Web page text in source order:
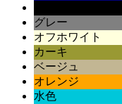
グレー
オフホワイト
カーキ
ベージュ
オレンジ
水色